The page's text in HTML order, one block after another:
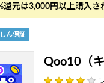
還元は3,000円以上購入さ
ん保証
Qoo10（